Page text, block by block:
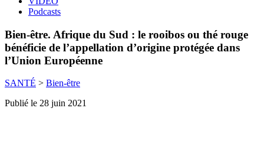
Podcasts
Bien-être. Afrique du Sud : le rooibos ou thé rouge
bénéficie de l’appellation d’origine protégée dans
l’Union Européenne
SANTÉ > Bien-être
Publié le 28 juin 2021